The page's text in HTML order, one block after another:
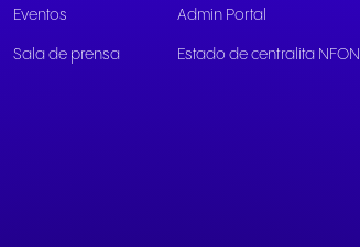
Eventos
Sala de prensa
Admin Portal
Estado de centralita NFON